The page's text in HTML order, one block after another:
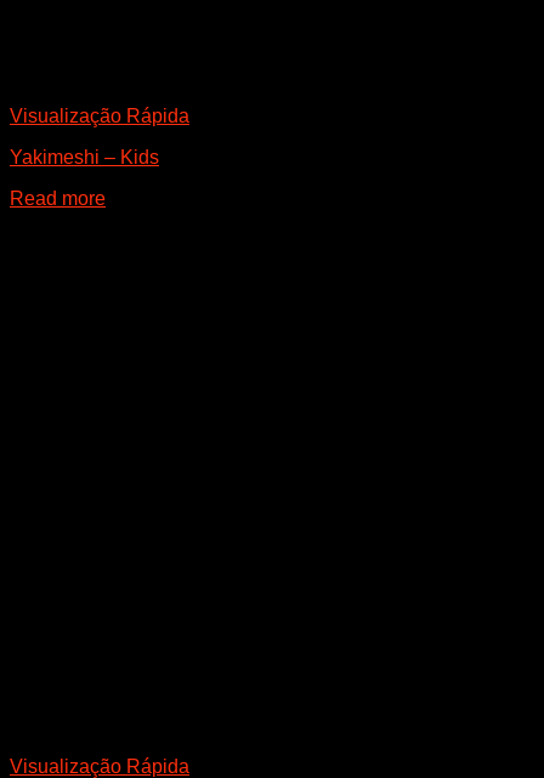
Visualização Rápida
Yakimeshi – Kids
Read more
Visualização Rápida